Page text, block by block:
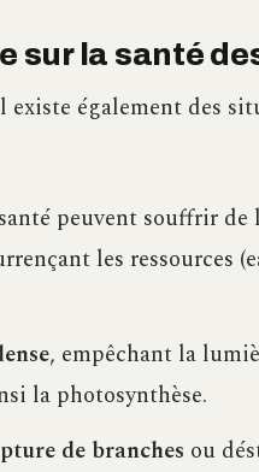
sur la santé
également des
peuvent souffrir de
les ressources
, empêchant la
la photosynthèse.
de branches ou